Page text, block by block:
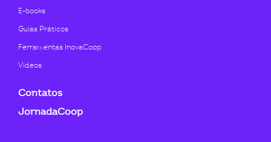
E-books
Guias Práticos
Ferramentas InovaCoop
Videos
Contatos
JornadaCoop